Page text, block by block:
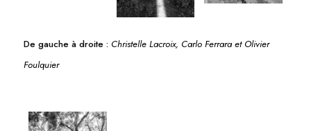
De gauche à droite : Christelle Lacroix, Carlo Ferrara et Olivier
Foulquier